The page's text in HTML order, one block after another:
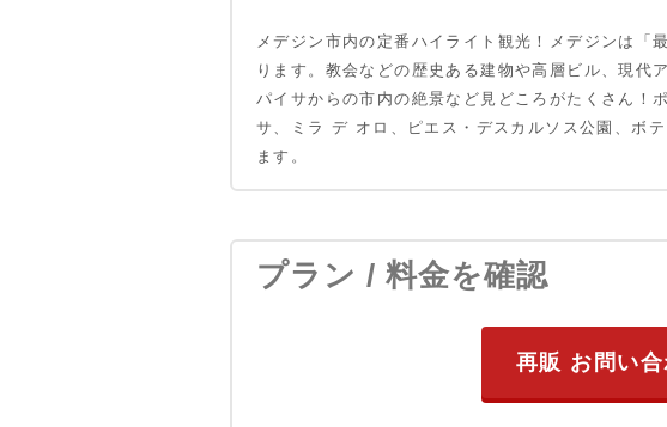
メデジン市内の定番ハイライト観光！メデジンは「
ります。教会などの歴史ある建物や高層ビル、現代
パイサからの市内の絶景など見どころがたくさん！
サ、ミラ デ オロ、ピエス・デスカルソス公園、ボ
ます。
プラン / 料金を確認
再販 お問い